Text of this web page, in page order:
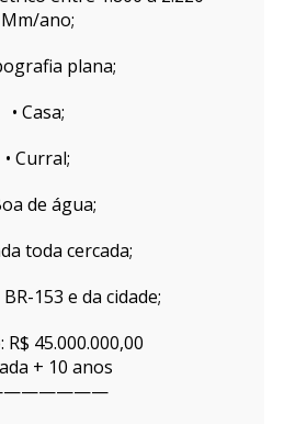
Mm/ano;
plana;
• Casa;
• Curral;
de água;
toda cercada;
BR-153 e da cidade;
R$ 45.000.000,00
+ 10 anos